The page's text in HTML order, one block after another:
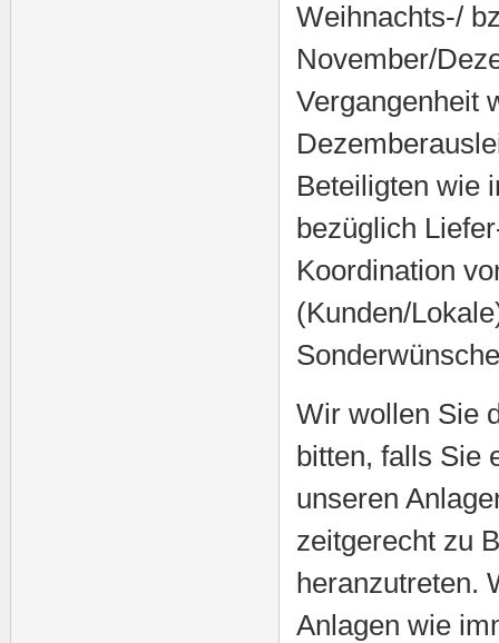
Weihnachts-/
November/
Vergangenheit
Beteiligten wie
bezüglich
Koordination
(Kunden/
Wir wollen Sie
bitten, falls Sie
unseren
zeitgerecht zu
heranzutreten.
Anlagen wie